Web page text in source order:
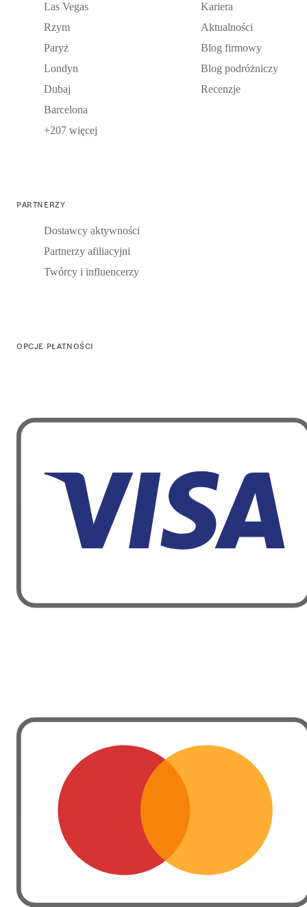
Las Vegas
Rzym
Paryż
Londyn
Dubaj
Barcelona
+207 więcej
Kariera
Aktualności
Blog firmowy
Blog podróżniczy
Recenzje
PARTNERZY
Dostawcy aktywności
Partnerzy afiliacyjni
Twórcy i influencerzy
OPCJE PŁATNOŚCI